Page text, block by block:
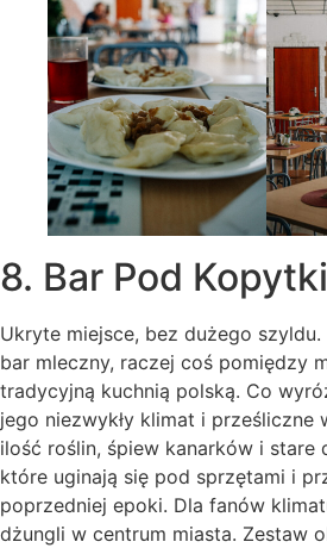
8. Bar Pod
Ukryte miejsce, bez dużego
bar mleczny, raczej coś pomiędzy
tradycyjną kuchnią polską. Co
jego niezwykły klimat i prześliczne
ilość roślin, śpiew kanarków i stare
które uginają się pod sprzętami i
poprzedniej epoki. Dla fanów
dżungli w centrum miasta. Zestaw